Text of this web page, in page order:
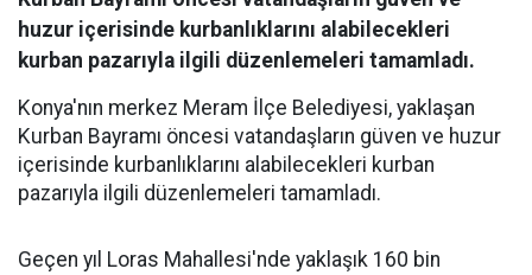
huzur içerisinde kurbanlıklarını alabilecekleri
kurban pazarıyla ilgili düzenlemeleri tamamladı.
Konya'nın merkez Meram İlçe Belediyesi, yaklaşan
Kurban Bayramı öncesi vatandaşların güven ve huzur
içerisinde kurbanlıklarını alabilecekleri kurban
pazarıyla ilgili düzenlemeleri tamamladı.
Geçen yıl Loras Mahallesi'nde yaklaşık 160 bin